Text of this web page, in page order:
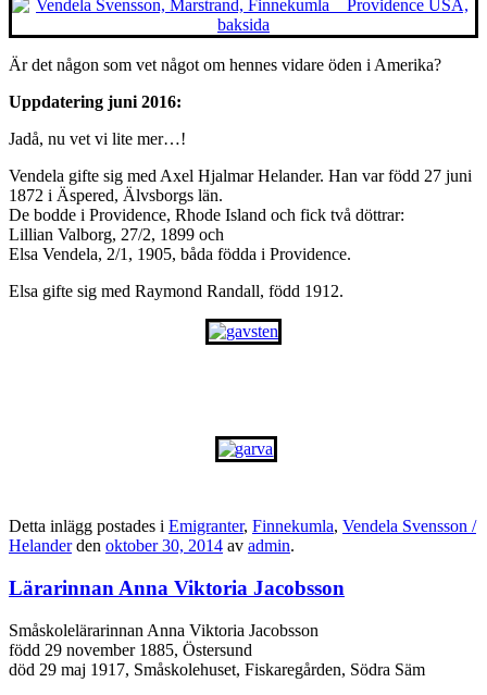
Är det någon som vet något om hennes vidare öden i Amerika?
Uppdatering juni 2016:
Jadå, nu vet vi lite mer…!
Vendela gifte sig med Axel Hjalmar Helander. Han var född 27 juni
1872 i Äspered, Älvsborgs län.
De bodde i Providence, Rhode Island och fick två döttrar:
Lillian Valborg, 27/2, 1899 och
Elsa Vendela, 2/1, 1905, båda födda i Providence.
Elsa gifte sig med Raymond Randall, född 1912.
Detta inlägg postades i Emigranter, Finnekumla, Vendela Svensson /
Helanderden oktober 30, 2014 av admin.
Lärarinnan Anna Viktoria Jacobsson
Småskolelärarinnan Anna Viktoria Jacobsson
född 29 november 1885, Östersund
död 29 maj 1917, Småskolehuset, Fiskaregården, Södra Säm